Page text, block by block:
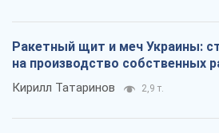
Ракетный щит и меч Украины:
на производство собственных
Кирилл Татаринов 2,9 т.